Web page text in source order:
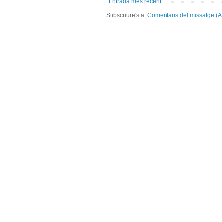
Entrada més recent
Subscriure's a: Comentaris del missatge